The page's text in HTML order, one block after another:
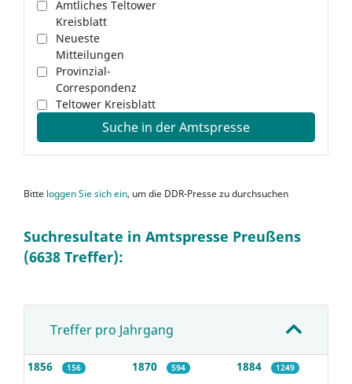
Amtliches Teltower
Kreisblatt
Neueste
Mitteilungen
Provinzial-
Correspondenz
Teltower Kreisblatt
Suche in der Amtspresse
Bitte loggen Sie sich ein, um die DDR-Presse zu durchsuchen
Suchresultate in Amtspresse Preußens
(6638 Treffer):
Treffer pro Jahrgang
1856 156 1870 594 1884 1249